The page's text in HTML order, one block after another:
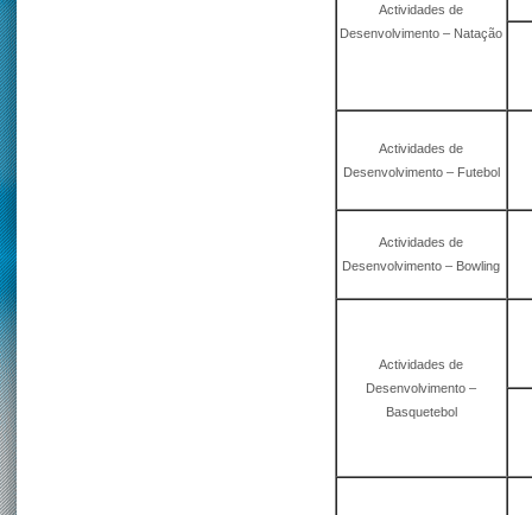
Actividades de
Desenvolvimento – Natação
Actividades de
Desenvolvimento – Futebol
Actividades de
Desenvolvimento – Bowling
Actividades de
Desenvolvimento –
Basquetebol